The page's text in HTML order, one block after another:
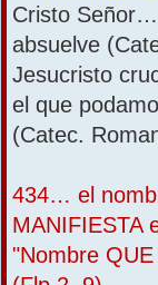
Cristo
absuelve
Jesucristo
el que
(Catec.
434… el
MANIFIESTA
"Nombre